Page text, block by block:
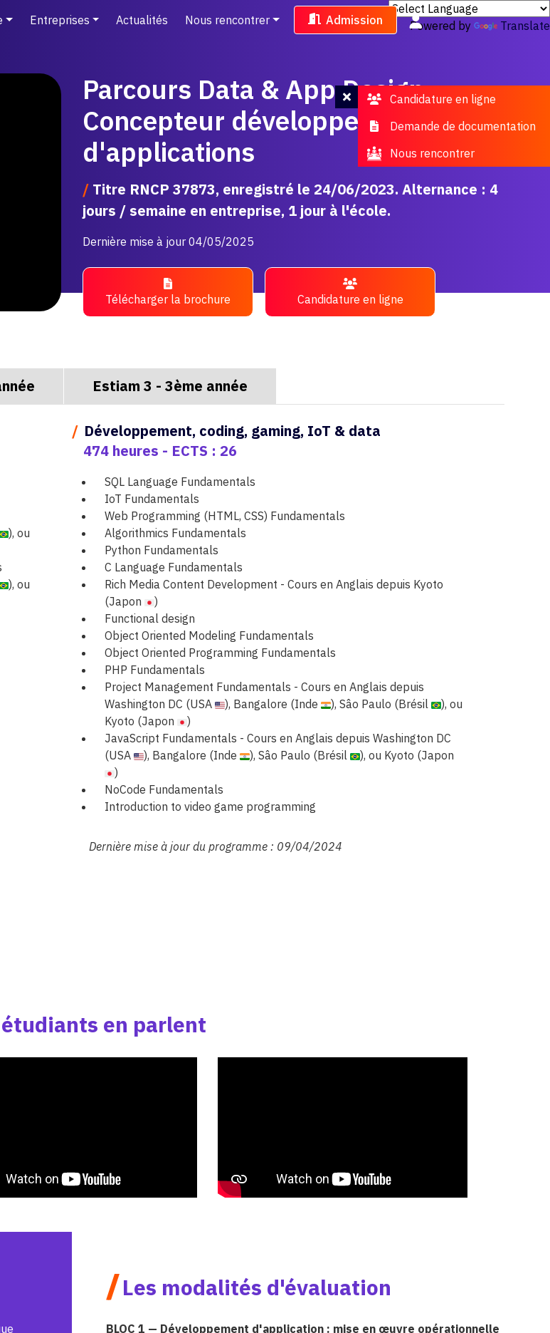
Powered by Translate
Entreprises Actualités Nous rencontrer Admission
Parcours Data & App Design -
Concepteur développeur
d'applications
/ Titre RNCP 37873, enregistré le 24/06/2023. Alternance : 4
jours / semaine en entreprise, 1 jour à l'école.
Dernière mise à jour 04/05/2025
Télécharger la brochure Candidature en ligne
Estiam 3 - 3ème année
), ou
), ou
/ Développement, coding, gaming, IoT & data
474 heures - ECTS : 26
SQL Language Fundamentals
IoT Fundamentals
Web Programming (HTML, CSS) Fundamentals
Algorithmics Fundamentals
Python Fundamentals
C Language Fundamentals
Rich Media Content Development - Cours en Anglais depuis Kyoto
(Japon
)
Functional design
Object Oriented Modeling Fundamentals
Object Oriented Programming Fundamentals
PHP Fundamentals
Project Management Fundamentals - Cours en Anglais depuis
Washington DC (USA
), Bangalore (Inde ), Sâo Paulo (Brésil
), ou
Kyoto (Japon
)
JavaScript Fundamentals - Cours en Anglais depuis Washington DC
(USA
), Bangalore (Inde ), Sâo Paulo (Brésil
), ou Kyoto (Japon
)
NoCode Fundamentals
Introduction to video game programming
Dernière mise à jour du programme : 09/04/2024
étudiants en parlent
/Les modalités d'évaluation
BLOC 1 — Développement d'application : mise en œuvre opérationnelle
Candidature en ligne
Demande de documentation
Nous rencontrer